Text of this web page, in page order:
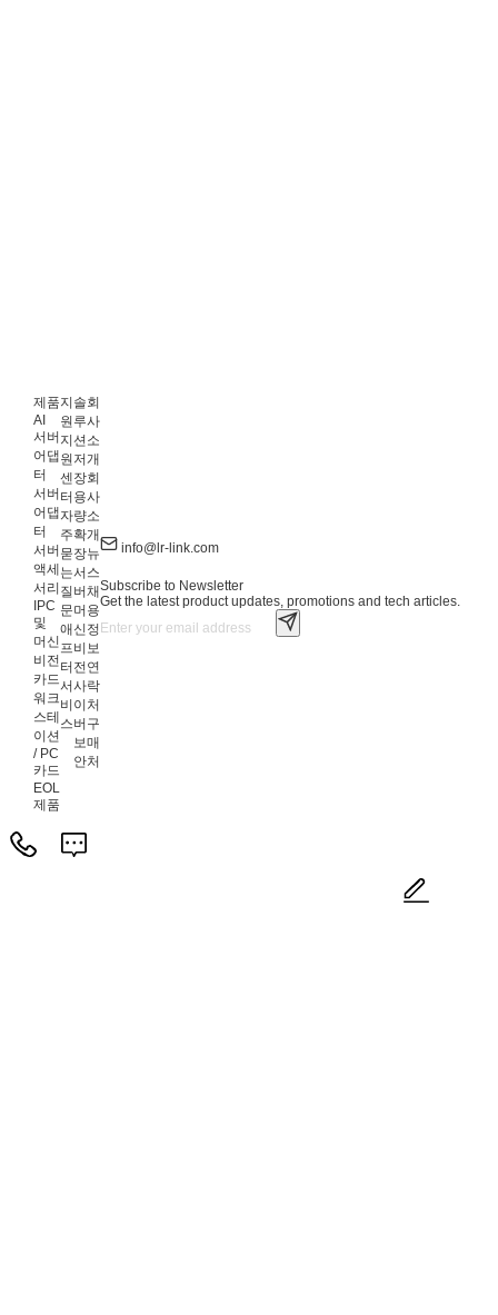
제품
AI
서버
어댑
터
서버
어댑
터
서버
액세
서리
IPC
및
머신
비전
카드
워크
스테
이션
/ PC
카드
EOL
제품
지
원
지
원
센
터
자
주
묻
는
질
문
애
프
터
서
비
스
솔
루
션
저
장
용
량
확
장
서
버
머
신
비
전
사
이
버
보
안
회
사
소
개
회
사
소
개
뉴
스
채
용
정
보
연
락
처
구
매
처
info@lr-link.com
Subscribe to Newsletter
Get the latest product updates, promotions and tech articles.